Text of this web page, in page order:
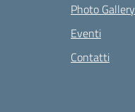
Photo Gallery
Eventi
Contatti